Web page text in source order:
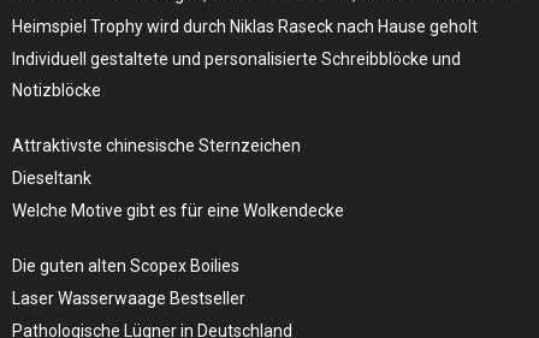
Heimspiel Trophy wird durch Niklas Raseck nach Hause geholt
Individuell gestaltete und personalisierte Schreibblöcke und
Notizblöcke
Attraktivste chinesische Sternzeichen
Dieseltank
Welche Motive gibt es für eine Wolkendecke
Die guten alten Scopex Boilies
Laser Wasserwaage Bestseller
Pathologische Lügner in Deutschland